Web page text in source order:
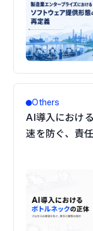
Others
AI導入におけ
速を防ぐ、責